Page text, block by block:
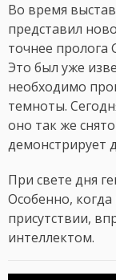
Во время
представил
точнее пролога
Это был уже
необходимо
темноты.
оно так же
демонстрирует
При свете дня
Особенно, когда
присутствии,
интеллектом.